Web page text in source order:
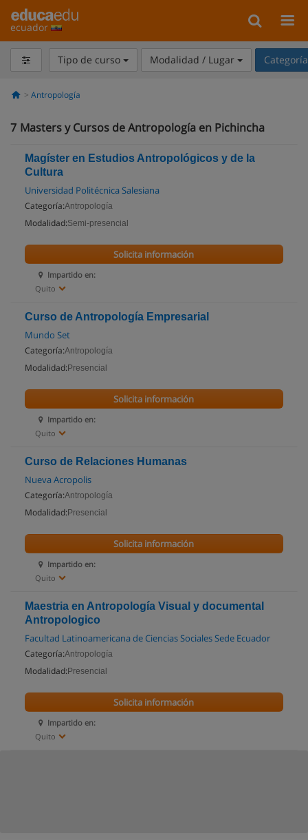
ecuador
Tipo de curso Modalidad / Lugar
Antropología
7 Masters y Cursos de Antropología en Pichincha
Magíster en Estudios Antropológicos y de la
Cultura
Universidad Politécnica Salesiana
Categoría:Antropología
Modalidad:Semi-presencial
Impartido en:
Quito
Solicita información
Curso de Antropología Empresarial
Mundo Set
Categoría:Antropología
Modalidad: Presencial
Impartido en:
Quito
Solicita información
Curso de Relaciones Humanas
Nueva Acropolis
Categoría:Antropología
Modalidad: Presencial
Impartido en:
Quito
Solicita información
Maestria en Antropología Visual y documental
Antropologico
Facultad Latinoamericana de Ciencias Sociales Sede Ecuador
Categoría:Antropología
Modalidad: Presencial
Impartido en:
Quito
Solicita información